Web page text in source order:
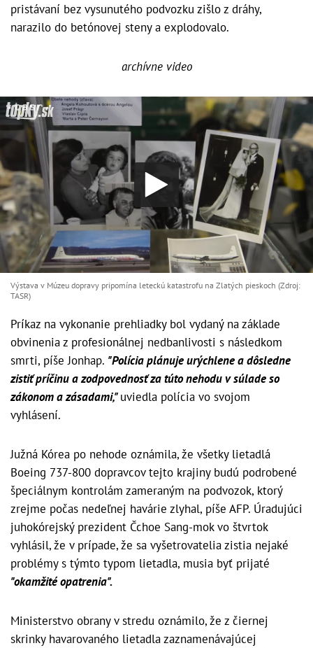
pristávaní bez vysunutého podvozku zišlo z dráhy,
narazilo do betónovej steny a explodovalo.
archívne video
Výstava v Múzeu dopravy pripomína leteckú katastrofu na Zlatých pieskoch (Zdroj:
TASR)
Príkaz na vykonanie prehliadky bol vydaný na základe
obvinenia z profesionálnej nedbanlivosti s následkom
smrti, píše Jonhap. "Polícia plánuje urýchlene a dôsledne
zistiť príčinu a zodpovednosť za túto nehodu v súlade so
zákonom a zásadami,"uviedla polícia vo svojom
vyhlásení.
Južná Kórea po nehode oznámila, že všetky lietadlá
Boeing 737-800 dopravcov tejto krajiny budú podrobené
špeciálnym kontrolám zameraným na podvozok, ktorý
zrejme počas nedeľnej havárie zlyhal, píše AFP. Úradujúci
juhokórejský prezident Čchoe Sang-mok vo štvrtok
vyhlásil, že v prípade, že sa vyšetrovatelia zistia nejaké
problémy s týmto typom lietadla, musia byť prijaté
"okamžité opatrenia".
Ministerstvo obrany v stredu oznámilo, že z čiernej
skrinky havarovaného lietadla zaznamenávajúcej